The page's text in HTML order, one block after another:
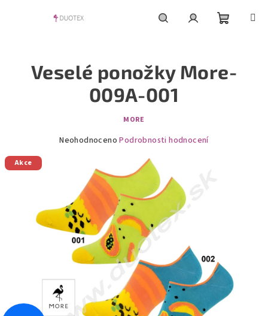
košík
Veselé ponožky More-
009A-001
MORE
Průměrné
5
hvězdiček.
Neohodnoceno Podrobnosti hodnocení
Akce